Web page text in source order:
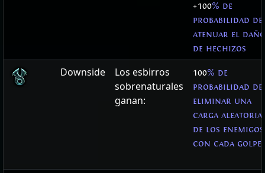
+100% de
probabilidad de
atenuar el daño
de hechizos
Downside
Los esbirros
sobrenaturales
ganan:
100% de
probabilidad de
eliminar una
carga aleatoria
de los enemigos
con cada golpe